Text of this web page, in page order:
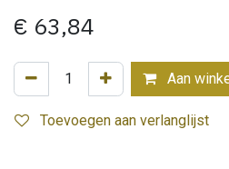
€ 63,84
Aan
Toevoegen aan verlanglijst